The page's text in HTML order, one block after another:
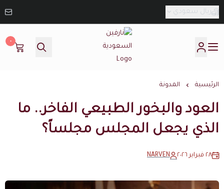
ريال سعودي
نارفين السعودية
٠
الرئيسية المدونة
العود والبخور الطبيعي الفاخر.. ما
الذي يجعل المجلس مجلساً؟
٢٨ فبراير ٢٠٢٦ NARVEN